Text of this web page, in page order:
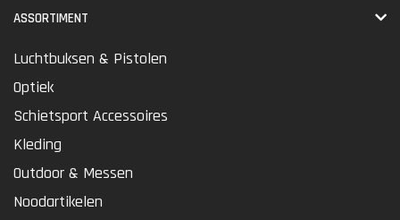
ASSORTIMENT
Luchtbuksen & Pistolen
Optiek
Schietsport Accessoires
Kleding
Outdoor & Messen
Noodartikelen